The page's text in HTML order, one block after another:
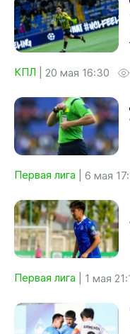
КПЛ 20 мая 16:30
Первая лига 6 мая
Первая лига 1 мая